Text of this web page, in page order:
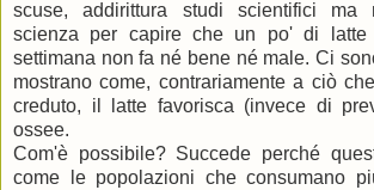
scuse, addirittura studi scientifici ma
scienza per capire che un po' di
settimana non fa né bene né male. Ci
mostrano come, contrariamente a ciò
creduto, il latte favorisca (invece di
ossee.
Com'è possibile? Succede perché
come le popolazioni che consumano